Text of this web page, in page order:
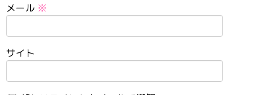
メール ※
サイト